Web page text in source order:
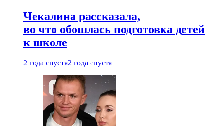
Чекалина рассказала,
во что обошлась подготовка детей
к школе
2 года спустя2 года спустя